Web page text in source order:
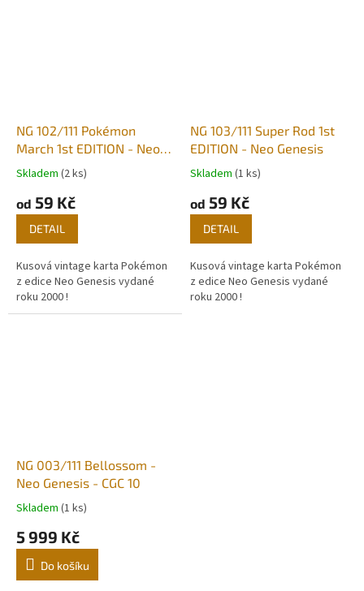
NG 102/111 Pokémon
March 1st EDITION - Neo
Genesis
Skladem (2 ks)
od 59 Kč
DETAIL
Kusová vintage karta Pokémon
z edice Neo Genesis vydané
roku 2000 !
NG 103/111 Super Rod 1st
EDITION - Neo Genesis
Skladem (1 ks)
od 59 Kč
DETAIL
Kusová vintage karta Pokémon
z edice Neo Genesis vydané
roku 2000 !
NG 003/111 Bellossom -
Neo Genesis - CGC 10
Skladem (1 ks)
5 999 Kč
Do košíku